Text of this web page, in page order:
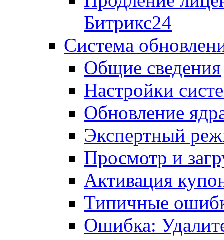
Битрикс24
Система
Общие сведения
Настройки
Обновление
Экспертный
Просмотр и
Активация
Типичные
Ошибка: